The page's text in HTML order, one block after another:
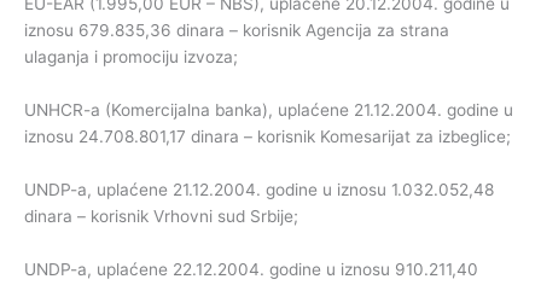
EU-EAR (1.995,00 EUR – NBS), uplaćene 20.12.2004. godine u
iznosu 679.835,36 dinara – korisnik Agencija za strana
ulaganja i promociju izvoza;
UNHCR-a (Komercijalna banka), uplaćene 21.12.2004. godine u
iznosu 24.708.801,17 dinara – korisnik Komesarijat za izbeglice;
UNDP-a, uplaćene 21.12.2004. godine u iznosu 1.032.052,48
dinara – korisnik Vrhovni sud Srbije;
UNDP-a, uplaćene 22.12.2004. godine u iznosu 910.211,40